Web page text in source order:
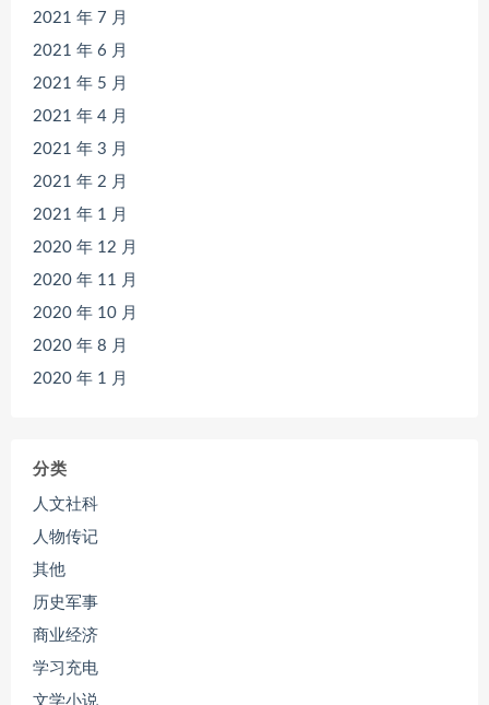
2021 年 7 月
2021 年 6 月
2021 年 5 月
2021 年 4 月
2021 年 3 月
2021 年 2 月
2021 年 1 月
2020 年 12 月
2020 年 11 月
2020 年 10 月
2020 年 8 月
2020 年 1 月
分类
人文社科
人物传记
其他
历史军事
商业经济
学习充电
文学小说